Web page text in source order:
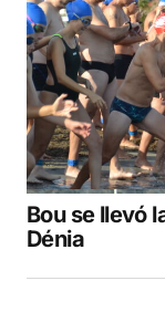
Bou se llevó
Dénia